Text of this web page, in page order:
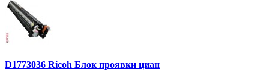
D1773036 Ricoh Блок проявки циан